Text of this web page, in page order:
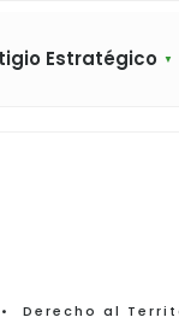
Estratégico
• Derecho al